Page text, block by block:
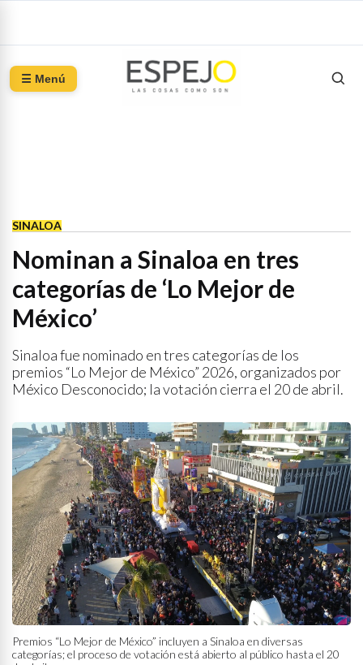
☰ Menú
SINALOA
Nominan a Sinaloa en tres
categorías de ‘Lo Mejor de
México’
Sinaloa fue nominado en tres categorías de los
premios “Lo Mejor de México” 2026, organizados por
México Desconocido; la votación cierra el 20 de abril.
Premios “Lo Mejor de México” incluyen a Sinaloa en diversas
categorías; el proceso de votación está abierto al público hasta el 20